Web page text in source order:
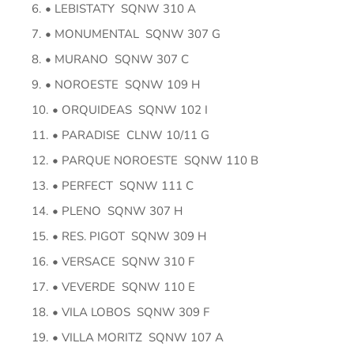
• LEBISTATY SQNW 310 A
• MONUMENTAL SQNW 307 G
• MURANO SQNW 307 C
• NOROESTE SQNW 109 H
• ORQUIDEAS SQNW 102 I
• PARADISE CLNW 10/11 G
• PARQUE NOROESTE SQNW 110 B
• PERFECT SQNW 111 C
• PLENO SQNW 307 H
• RES. PIGOT SQNW 309 H
• VERSACE SQNW 310 F
• VEVERDE SQNW 110 E
• VILA LOBOS SQNW 309 F
• VILLA MORITZ SQNW 107 A